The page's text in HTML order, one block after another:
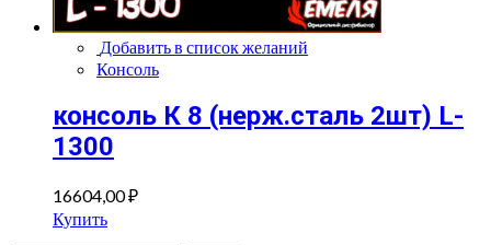
Добавить в список желаний
Консоль
консоль К 8 (нерж.сталь 2шт) L-
1300
16604,00₽
Купить